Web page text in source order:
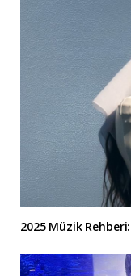
2025 Müzik